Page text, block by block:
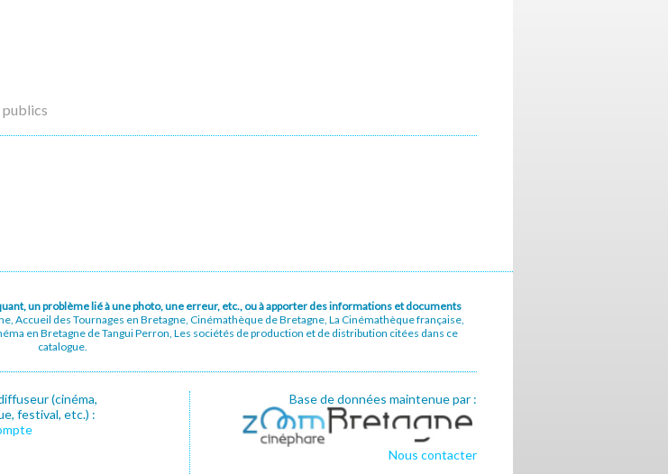
publics
un problème lié à une photo, une erreur, etc., ou à apporter des informations et documents
Accueil des Tournages en Bretagne, Cinémathèque de Bretagne, La Cinémathèque française,
en Bretagne de Tangui Perron, Les sociétés de production et de distribution citées dans ce
catalogue.
(cinéma,
festival, etc.) :
Base de données maintenue par :
Nous contacter